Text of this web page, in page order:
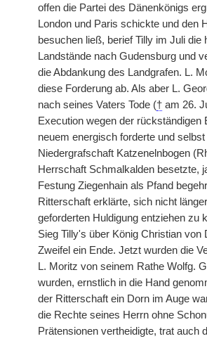
offen die Partei des Dänenkönigs
London und Paris schickte und den
besuchen ließ, berief Tilly im Juli die
Landstände nach Gudensburg und
die Abdankung des Landgrafen. L.
diese Forderung ab. Als aber L.
nach seines Vaters Tode († am 26.
Execution wegen der rückständigen
neuem energisch forderte und selbst
Niedergrafschaft Katzenelnbogen
Herrschaft Schmalkalden besetzte,
Festung Ziegenhain als Pfand
Ritterschaft erklärte, sich nicht
geforderten Huldigung entziehen zu
Sieg Tilly's über König Christian von
Zweifel ein Ende. Jetzt wurden die
L. Moritz von seinem Rathe Wolfg.
wurden, ernstlich in die Hand
der Ritterschaft ein Dorn im Auge
die Rechte seines Herrn ohne
Prätensionen vertheidigte, trat auch